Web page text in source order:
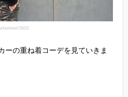
3410
ーの重ね着コーデを見ていきま